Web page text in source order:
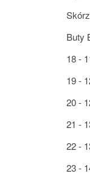
Buty
18 -
19 -
20 -
21 -
22 -
23 -